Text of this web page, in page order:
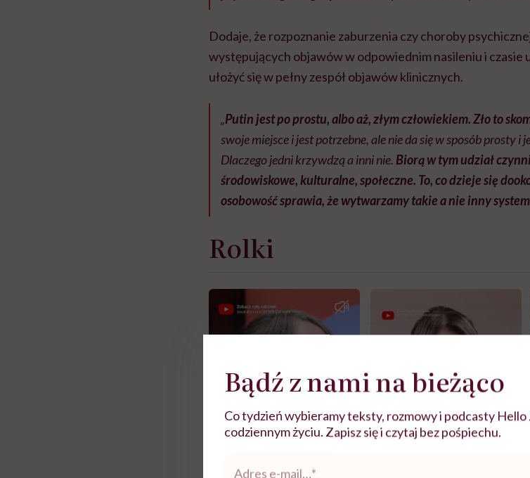
Dodaje, że rozpoznanie zaburzenia czy choroby
występujących objawów w odpowiednim nasileniu i czasie
ułożyć się w pełny zespół objawów klinicznych.
„Putin jest po prostu, albo aż, złym człowiekiem. Zło to
swoje miejsce i jest potrzebne, ale nie da się w sposób prosty i
Dlaczego jedni krzywdzą a inni nie. Biorą w tym udział
środowiskowe, kulturalne, społeczne. To, co dzieje się
osobowość sprawia, że wytwarzamy takie a nie inny
Rolki
Bądź z nami na bieżąco
Co tydzień wybieramy teksty, rozmowy i podcasty
codziennym życiu. Zapisz się i czytaj bez pośpiechu.